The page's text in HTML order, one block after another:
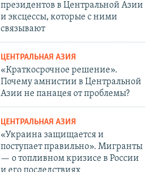
президентов в Центральной Азии
и эксцессы, которые с ними
связывают
ЦЕНТРАЛЬНАЯ АЗИЯ
«Краткосрочное решение».
Почему амнистии в Центральной
Азии не панацея от проблемы?
ЦЕНТРАЛЬНАЯ АЗИЯ
«Украина защищается и
поступает правильно». Мигранты
— о топливном кризисе в России